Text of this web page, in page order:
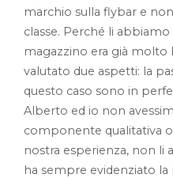
marchio sulla flybar e
classe. Perché li
magazzino era già
valutato due aspetti: la
questo caso sono in
Alberto ed io non
componente qualitativa
nostra esperienza, non li
ha sempre evidenziato